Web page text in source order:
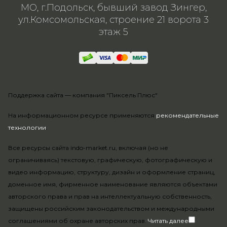
На информационном ресурсе применяются рекомендательные
технологии.
Все ресурсы сайта indo-market.ru, включая (но не
ограничиваясь) текстовую, графическую, фотографическую и
видео информацию, структуру, дизайн и оформление страниц,
доменное имя, фирменное наименование являются объектами
авторского права и прав на интеллектуальную собственность,
защищены российским законодательством и международными
соглашениями об охране авторских прав. Читать далее
МО, г.Подольск, бывший завод Зингер,
ул.Комсомольская, строение 21 ворота 3
этаж 5
Поддержка сайта — компания "Пиксель Плюс"